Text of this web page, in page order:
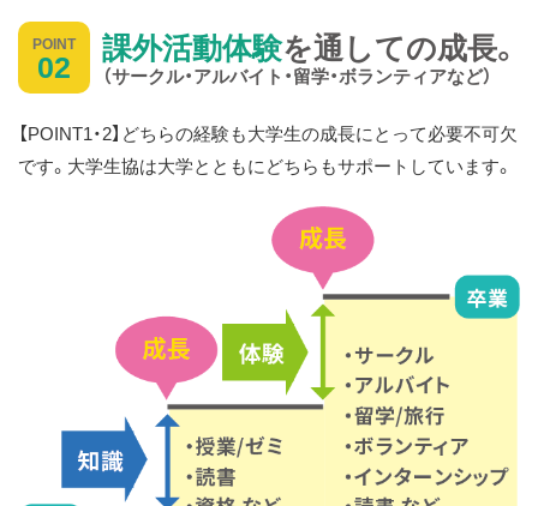
POINT
02 課外活動体験を通しての成長。
（サークル・アルバイト・留学・ボランティアなど）
【POINT1・2】どちらの経験も大学生の成長にとって必要不可欠
です。大学生協は大学とともにどちらもサポートしています。